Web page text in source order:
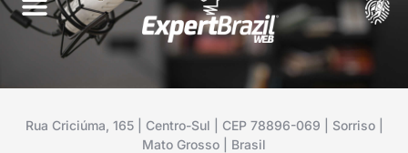
Rua Criciúma, 165 | Centro-Sul | CEP 78896-069 | Sorriso |
Mato Grosso | Brasil